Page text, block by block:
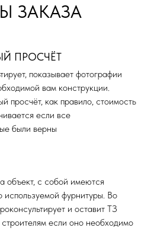
ЗАКАЗА
ПРОСЧЁТ
показывает фотографии
вам конструкции.
просчёт, как правило, стоимость
если все
были верны
объект, с собой имеются
используемой фурнитуры. Во
и оставит ТЗ
если оно необходимо